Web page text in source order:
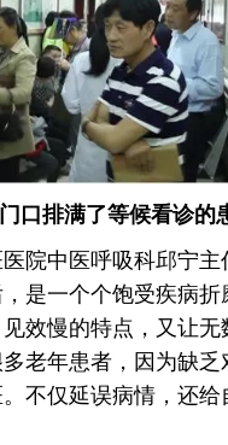
门口排满了等候看诊的
院中医呼吸科邱宁主
是一个个饱受疾病折
效慢的特点，又让无
老年患者，因为缺乏
不仅延误病情，还